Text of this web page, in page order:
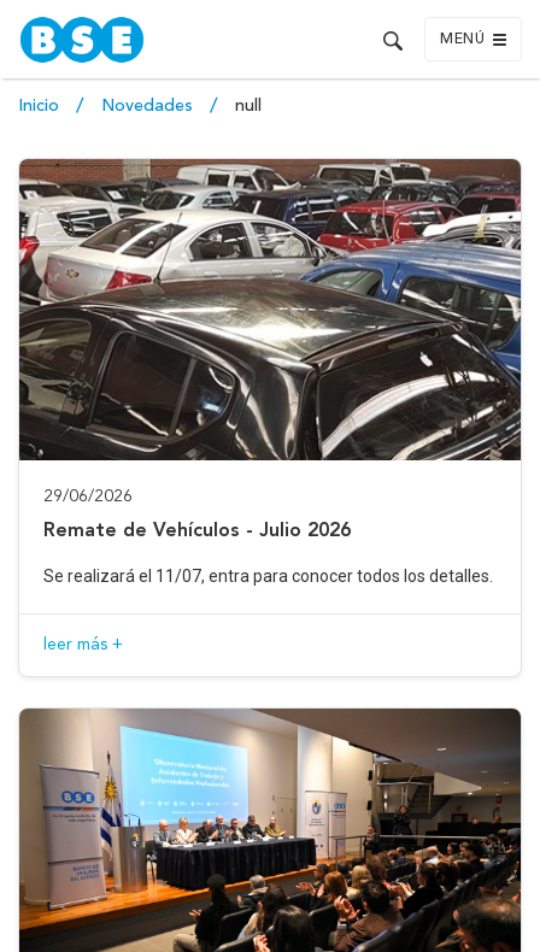
MENÚ
Inicio Novedades null
29/06/2026
Remate de Vehículos - Julio 2026
Se realizará el 11/07, entra para conocer todos los detalles.
leer más +